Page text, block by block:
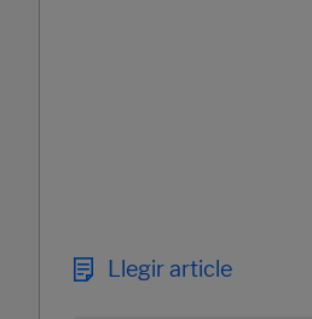
Llegir article